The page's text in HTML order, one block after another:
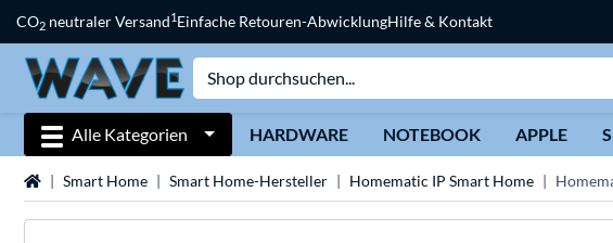
CO2 neutraler Versand1Einfache Retouren-AbwicklungHilfe & Kontakt
Alle Kategorien HARDWARE NOTEBOOK APPLE
StartseiteSmart Home Smart Home-Hersteller Homematic IP Smart Home